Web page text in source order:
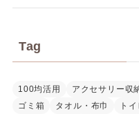
Tag
100均活用 アクセサリー収
ゴミ箱
タオル・布巾 ト